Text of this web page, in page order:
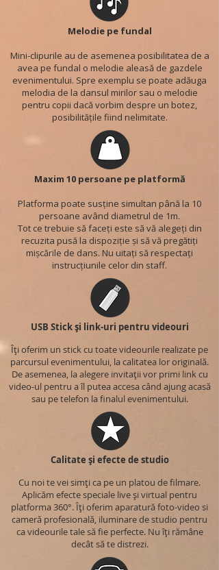
Melodie pe fundal
Mini-clipurile au de asemenea posibilitatea de a
avea pe fundal o melodie aleasă de gazdele
evenimentului. Spre exemplu se poate adăuga
melodia de la dansul mirilor sau o melodie
pentru copii dacă vorbim despre un botez,
posibilitățile fiind nelimitate.
Maxim 10 persoane pe platformă
Platforma poate susține simultan până la 10
persoane având diametrul de 1m.
Tot ce trebuie să faceți este să vă alegeți din
recuzita pusă la dispoziție și să vă pregătiți
mișcările de dans. Nu uitați să respectați
instrucțiunile celor din staff.
USB Stick și link-uri pentru videouri
Îți oferim un stick cu toate videourile realizate pe
parcursul evenimentului, la calitatea lor originală.
De asemenea, la alegere invitații vor primi link cu
video-ul pentru a îl putea accesa când ajung acasă
sau pe telefon la finalul evenimentului.
Calitate și efecte de studio
Cu noi te vei simți ca pe un platou de filmare.
Aplicăm efecte speciale live și virtual pentru
platforma 360°. Îți oferim aparatură foto-video si
cameră profesională, iluminare de studio pentru
ca videourile tale să fie perfecte. Nu îți rămâne
decât să te distrezi.